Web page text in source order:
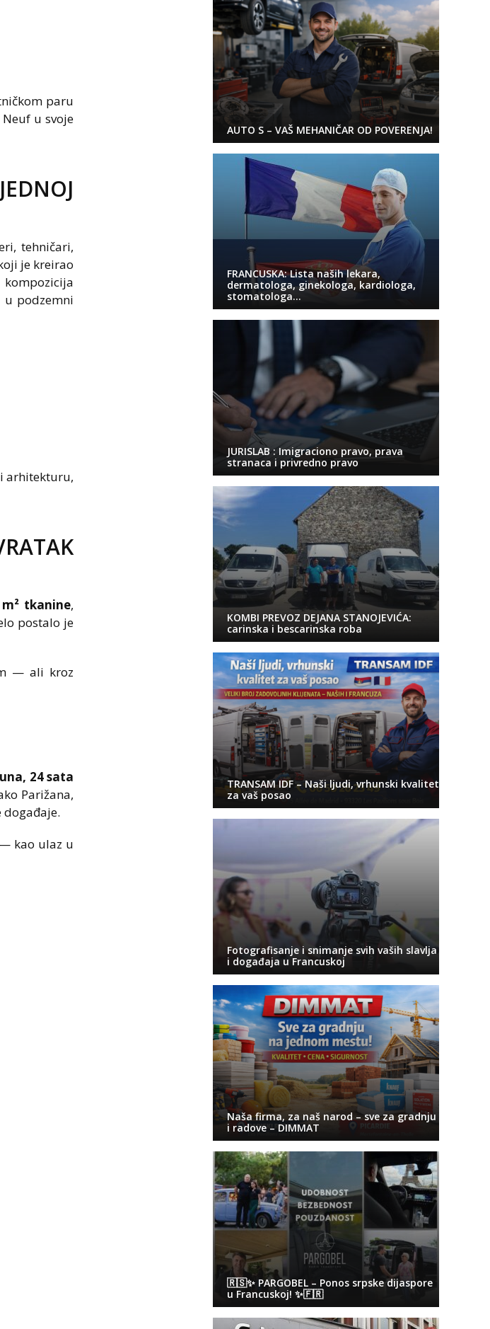
paru
u svoje
tehničari,
je kreirao
u podzemni
arhitekturu,
m² tkanine,
postalo je
— ali kroz
24 sata
Parižana,
kao ulaz u
AUTO S – VAŠ MEHANIČAR OD POVERENJA!
FRANCUSKA: Lista naših lekara,
dermatologa, ginekologa, kardiologa,
stomatologa…
JURISLAB : Imigraciono pravo, prava
stranaca i privredno pravo
KOMBI PREVOZ DEJANA STANOJEVIĆA:
carinska i bescarinska roba
TRANSAM IDF – Naši ljudi, vrhunski kvalitet
za vaš posao
Fotografisanje i snimanje svih vaših slavlja
i događaja u Francuskoj
Naša firma, za naš narod – sve za gradnju
i radove – DIMMAT
🇷🇸✨ PARGOBEL – Ponos srpske dijaspore
u Francuskoj! ✨🇫🇷